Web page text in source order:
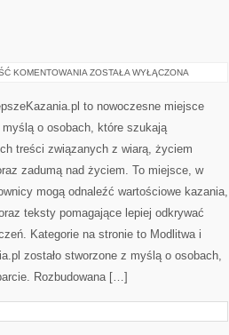
KOMENTOWANIA MSZE
ZOSTAŁA WYŁĄCZONA
to nowoczesne miejsce
o osobach, które szukają
treści związanych z wiarą, życiem
zadumą nad życiem. To miejsce, w
mogą odnaleźć wartościowe kazania,
teksty pomagające lepiej odkrywać
Kategorie na stronie to Modlitwa i
zostało stworzone z myślą o osobach,
Rozbudowana […]